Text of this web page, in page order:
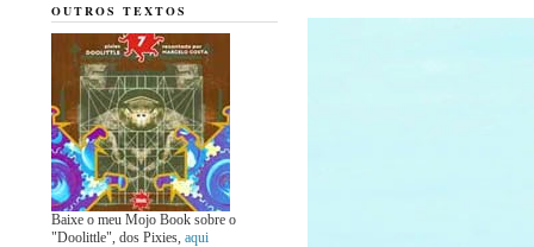
OUTROS TEXTOS
Baixe o meu Mojo Book sobre o
"Doolittle", dos Pixies, aqui